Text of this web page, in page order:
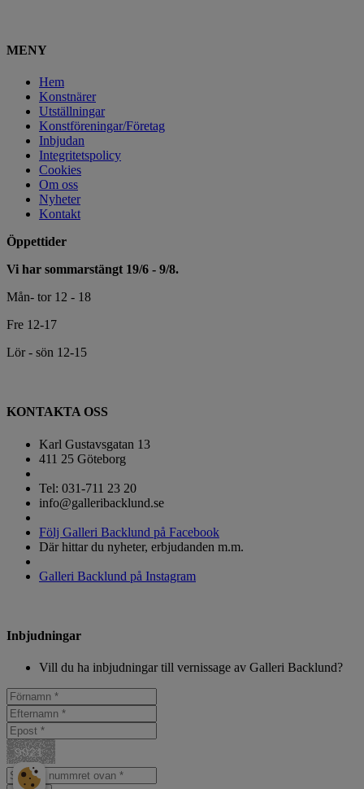
MENY
Hem
Konstnärer
Utställningar
Konstföreningar/Företag
Inbjudan
Integritetspolicy
Cookies
Om oss
Nyheter
Kontakt
Öppettider
Vi har sommarstängt 19/6 - 9/8.
Mån- tor 12 - 18
Fre 12-17
Lör - sön 12-15
KONTAKTA OSS
Karl Gustavsgatan 13
411 25 Göteborg
Tel: 031-711 23 20
info@galleribacklund.se
Följ Galleri Backlund på Facebook
Där hittar du nyheter, erbjudanden m.m.
Galleri Backlund på Instagram
Inbjudningar
Vill du ha inbjudningar till vernissage av Galleri Backlund?